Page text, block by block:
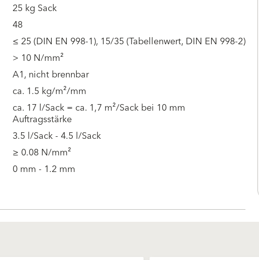
25 kg Sack
48
≤ 25 (DIN EN 998-1), 15/35 (Tabellenwert, DIN EN 998-2)
> 10 N/mm²
A1, nicht brennbar
ca. 1.5 kg/m²/mm
ca. 17 l/Sack = ca. 1,7 m²/Sack bei 10 mm
Auftragsstärke
3.5 l/Sack - 4.5 l/Sack
≥ 0.08 N/mm²
0 mm - 1.2 mm